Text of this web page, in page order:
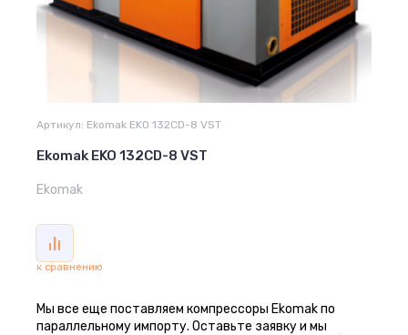
Артикул: Ekomak EKO 132CD-8 VST
Ekomak EKO 132CD-8 VST
Ekomak
к сравнению
Мы все еще поставляем компрессоры Ekomak по
параллельному импорту. Оставьте заявку и мы